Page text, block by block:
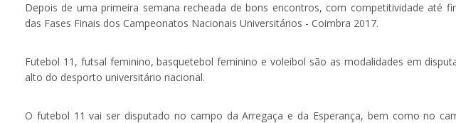
Depois de uma primeira semana recheada de bons encontros, com competitividade até
das Fases Finais dos Campeonatos Nacionais Universitários - Coimbra 2017.
Futebol 11, futsal feminino, basquetebol feminino e voleibol são as modalidades em
alto do desporto universitário nacional.
O futebol 11 vai ser disputado no campo da Arregaça e da Esperança, bem como no